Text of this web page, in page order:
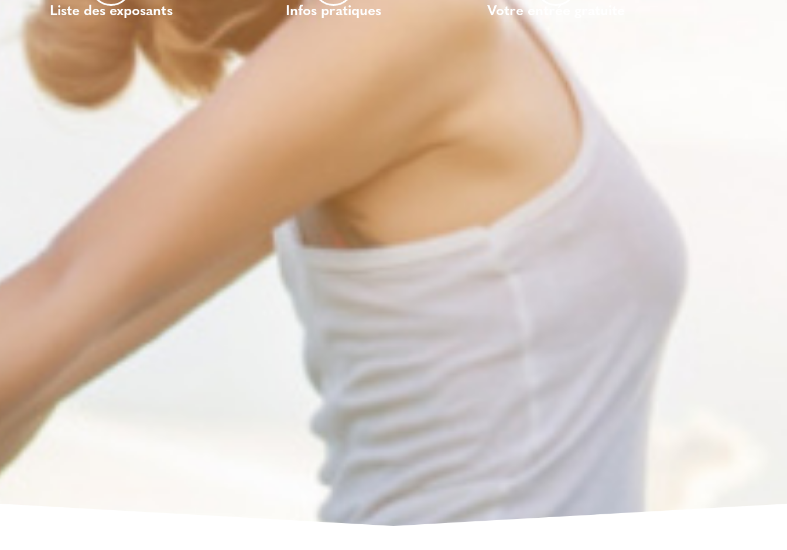
Liste des exposants Infos pratiques Votre entrée gratuite